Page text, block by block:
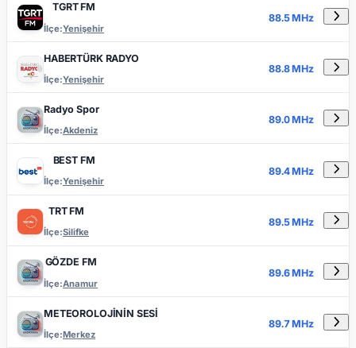
TGRT FM
İlçe:Yenişehir
88.5 MHz
HABERTÜRK RADYO
İlçe:Yenişehir
88.8 MHz
Radyo Spor
İlçe:Akdeniz
89.0 MHz
BEST FM
İlçe:Yenişehir
89.4 MHz
TRT FM
İlçe:Silifke
89.5 MHz
GÖZDE FM
İlçe:Anamur
89.6 MHz
METEOROLOJİNİN SESİ
İlçe:Merkez
89.7 MHz